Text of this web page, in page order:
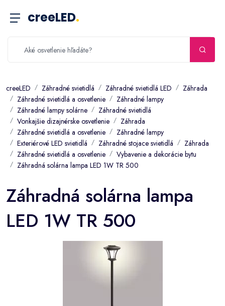
creeLED.
creeLED Záhradné svietidlá Záhradné svietidlá LED
Záhrada
Záhradné svietidlá a osvetlenie
Záhradné lampy
Záhradné lampy solárne
Záhradné svietidlá
Vonkajšie dizajnérske osvetlenie
Záhrada
Záhradné svietidlá a osvetlenie
Záhradné lampy
Exteriérové LED svietidlá
Záhradné stojace svietidlá
Záhrada
Záhradné svietidlá a osvetlenie
Vybavenie a dekorácie bytu
Záhradná solárna lampa LED 1W TR 500
Záhradná solárna lampa
LED 1W TR 500